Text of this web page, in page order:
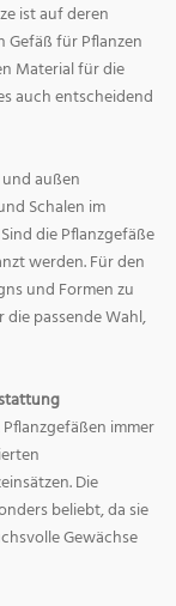
ist auf deren
Gefäß für Pflanzen
Material für die
auch entscheidend
außen
Schalen im
die Pflanzgefäße
werden. Für den
und Formen zu
passende Wahl,
immer
Die
beliebt, da sie
Gewächse